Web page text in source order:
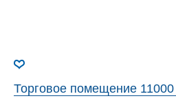
Торговое помещение